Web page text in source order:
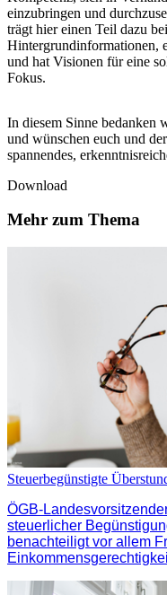
einzubringen und
trägt hier einen Teil dazu
Hintergrundinformationen,
und hat Visionen für eine
Fokus.
In diesem Sinne bedanken
und wünschen euch und
spannendes,
Download
Mehr zum Thema
Steuerbegünstigte
ÖGB-
steuerlicher
benachteiligt vor allem